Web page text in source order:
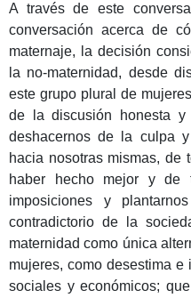
A través de este
conversación acerca de
maternaje, la decisión
la no-maternidad, desde
este grupo plural de
de la discusión honesta y
deshacernos de la culpa
hacia nosotras mismas,
haber hecho mejor y
imposiciones y
contradictorio de la
maternidad como única
mujeres, como desestima
sociales y económicos;